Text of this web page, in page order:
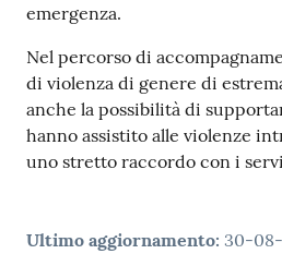
emergenza.
Nel percorso di
di violenza di genere di
anche la possibilità di
hanno assistito alle violenze
uno stretto raccordo con i
Ultimo aggiornamento: 30-08-